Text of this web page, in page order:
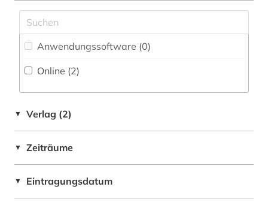
Physik (0)
Psychologie (0)
Anwendungssoftware (0)
Online (2)
▼ Verlag (2)
▼ Zeiträume
▼ Eintragungsdatum